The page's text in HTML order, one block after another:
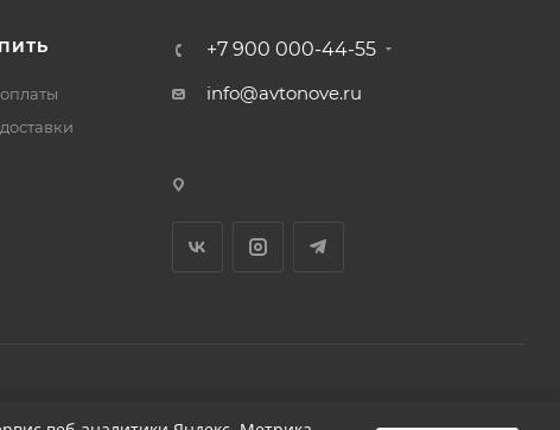
+7 900 000-44-55
info@avtonove.ru
Разработано в KAPUSTA LAB